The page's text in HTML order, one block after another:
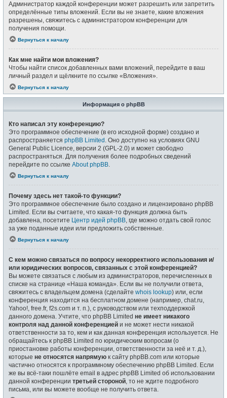
Администратор каждой конференции может разрешить или запретить
определённые типы вложений. Если вы не знаете, какие вложения
разрешены, свяжитесь с администратором конференции для
получения помощи.
Вернуться к началу
Как мне найти мои вложения?
Чтобы найти список добавленных вами вложений, перейдите в ваш
личный раздел и щёлкните по ссылке «Вложения».
Вернуться к началу
Информация о phpBB
Кто написал эту конференцию?
Это программное обеспечение (в его исходной форме) создано и
распространяется phpBB Limited . Оно доступно на условиях GNU
General Public Licence, версии 2 (GPL-2.0) и может свободно
распространяться. Для получения более подробных сведений
перейдите по ссылке About phpBB
Вернуться к началу
Почему здесь нет такой-то функции?
Это программное обеспечение было создано и лицензировано phpBB
Limited. Если вы считаете, что какая-то функция должна быть
добавлена, посетите Центр идей phpBB , где можно отдать свой голос
за уже поданные идеи или предложить собственные.
Вернуться к началу
С кем можно связаться по вопросу некорректного использования и/
или юридических вопросов, связанных с этой конференцией?
Вы можете связаться с любым из администраторов, перечисленных в
списке на странице «Наша команда». Если вы не получили ответа,
свяжитесь с владельцем домена (сделайте whois lookup) или, если
конференция находится на бесплатном домене (например, chat.ru,
Yahoo!, free.fr, f2s.com и т. п.), с руководством или техподдержкой
данного домена. Учтите, что phpBB Limited не имеет никакого
контроля над данной конференцией и не может нести никакой
ответственности за то, кем и как данная конференция используется. Не
обращайтесь к phpBB Limited по юридическим вопросам (о
приостановке работы конференции, ответственности за неё и т. д.),
которые не относятся напрямую к сайту phpBB.com или которые
частично относятся к программному обеспечению phpBB Limited. Если
же вы всё-таки пошлёте email в адрес phpBB Limited об использовании
данной конференции третьей стороной , то не ждите подробного
письма, или вы можете вообще не получить ответа.